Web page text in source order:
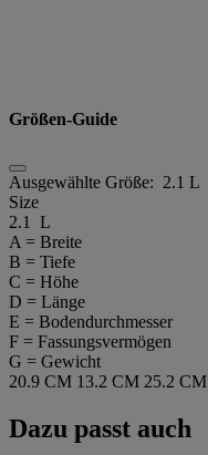
Größen-Guide
Ausgewählte Größe: 2.1 L
Size
2.1 L
A = Breite
B = Tiefe
C = Höhe
D = Länge
E = Bodendurchmesser
F = Fassungsvermögen
G = Gewicht
20.9 CM 13.2 CM 25.2 CM
Dazu passt auch